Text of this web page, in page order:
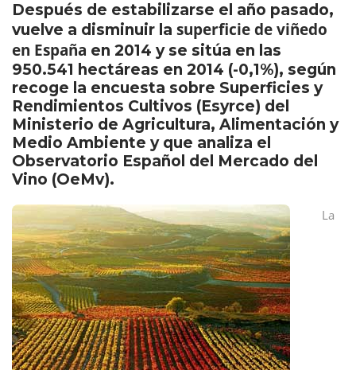
Después de estabilizarse el año pasado,
vuelve a disminuir la superficie de viñedo
en España en 2014 y se sitúa en las
950.541 hectáreas en 2014 (-0,1%), según
recoge la encuesta sobre Superficies y
Rendimientos Cultivos (Esyrce) del
Ministerio de Agricultura, Alimentación y
Medio Ambiente y que analiza el
Observatorio Español del Mercado del
Vino (OeMv).
La